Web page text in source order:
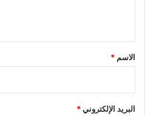
ف
ة
*
الاسم *
البريد الإلكتروني*